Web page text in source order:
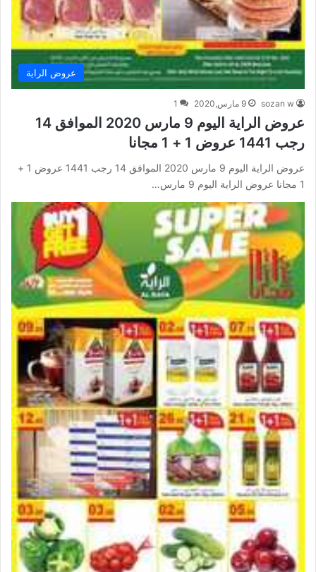
عروض الراية
sozan w 9 مارس,2020 1
عروض الراية اليوم 9 مارس 2020 الموافق 14
رجب 1441 عروض 1 + 1 مجانا
عروض الراية اليوم 9 مارس 2020 الموافق 14 رجب 1441 عروض 1 +
1 مجانا عروض الراية اليوم 9 مارس…